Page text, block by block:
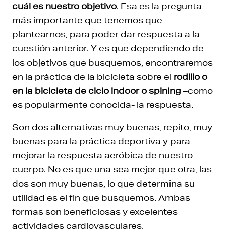
cuál es nuestro objetivo. Esa es la pregunta
más importante que tenemos que
plantearnos, para poder dar respuesta a la
cuestión anterior. Y es que dependiendo de
los objetivos que busquemos, encontraremos
en la práctica de la bicicleta sobre el rodillo o
en la bicicleta de ciclo indoor o spining–como
es popularmente conocida- la respuesta.
Son dos alternativas muy buenas, repito, muy
buenas para la práctica deportiva y para
mejorar la respuesta aeróbica de nuestro
cuerpo. No es que una sea mejor que otra, las
dos son muy buenas, lo que determina su
utilidad es el fin que busquemos. Ambas
formas son beneficiosas y excelentes
actividades cardiovasculares.